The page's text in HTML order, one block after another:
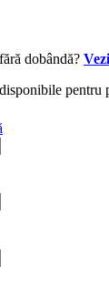
dobândă?
pentru